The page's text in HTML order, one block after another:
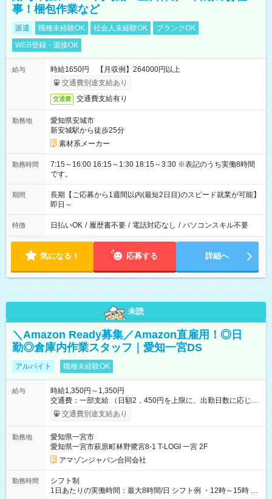
事！梱包作業など
派遣 職種未経験OK 社会人未経験OK
ブランクOK
WEB登録・面接OK
給与
時給1650円 【月収例】264000円以上
交通費別途支給あり
交通費 交通費支給有り
勤務地
愛知県安城市
新安城駅から徒歩25分
素材系メーカー
勤務時間
7:15～16:00 16:15～1:30 18:15～3:30 ※表記のうち実働8時間
です。
期間
長期【ご応募から1週間以内(最短2日目)のスピード就業が可能】
即日～
特徴 日払いOK / 履歴書不要 / 電話対応なし / パソコンスキル不要
気になる！ 応募する 詳細へ
未読
＼Amazon Ready募集／Amazon直雇用！◎日
勤◎倉庫内作業スタッフ｜愛知一宮DS
アルバイト 職種未経験OK
給与
時給1,350円～1,350円
交通費：一部支給 （日額2，450円を上限に、出勤日数に応じて
実費支給） ※22:00～翌5:00までは時給25%UP！ ■給与前払い
制度あり ※前払い額の上限あり、手数料無料（Amazon負担）
交通費別途支給あり
勤務地
愛知県一宮市
愛知県一宮市萩原町林野鷺宮8-1 T-LOGI 一宮 2F
アマゾンジャパン合同会社
勤務時間
シフト制
1日あたりの実働時間：最大8時間/日 シフト例 ・12時～15時 入